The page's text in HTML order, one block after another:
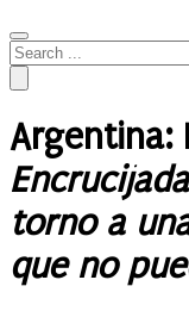
Argentina:
torno a
que no